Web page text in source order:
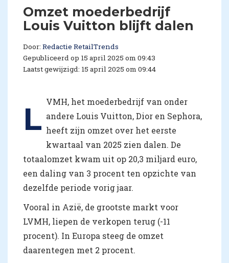
Omzet moederbedrijf
Louis Vuitton blijft dalen
Door: Redactie RetailTrends
Gepubliceerd op 15 april 2025 om 09:43
Laatst gewijzigd: 15 april 2025 om 09:44
L VMH, het moederbedrijf van onder
andere Louis Vuitton, Dior en Sephora,
heeft zijn omzet over het eerste
kwartaal van 2025 zien dalen. De
totaalomzet kwam uit op 20,3 miljard euro,
een daling van 3 procent ten opzichte van
dezelfde periode vorig jaar.
Vooral in Azië, de grootste markt voor
LVMH, liepen de verkopen terug (-11
procent). In Europa steeg de omzet
daarentegen met 2 procent.